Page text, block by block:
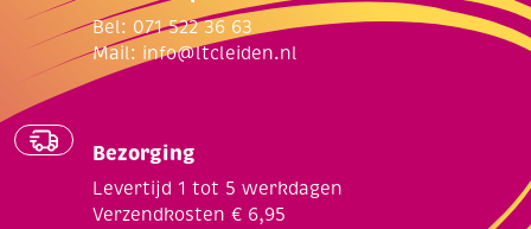
Bel: 071 522 36 63
Mail: info@ltcleiden.nl
Bezorging
Levertijd 1 tot 5 werkdagen
Verzendkosten € 6,95